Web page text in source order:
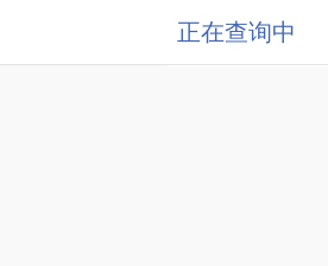
正在查询中